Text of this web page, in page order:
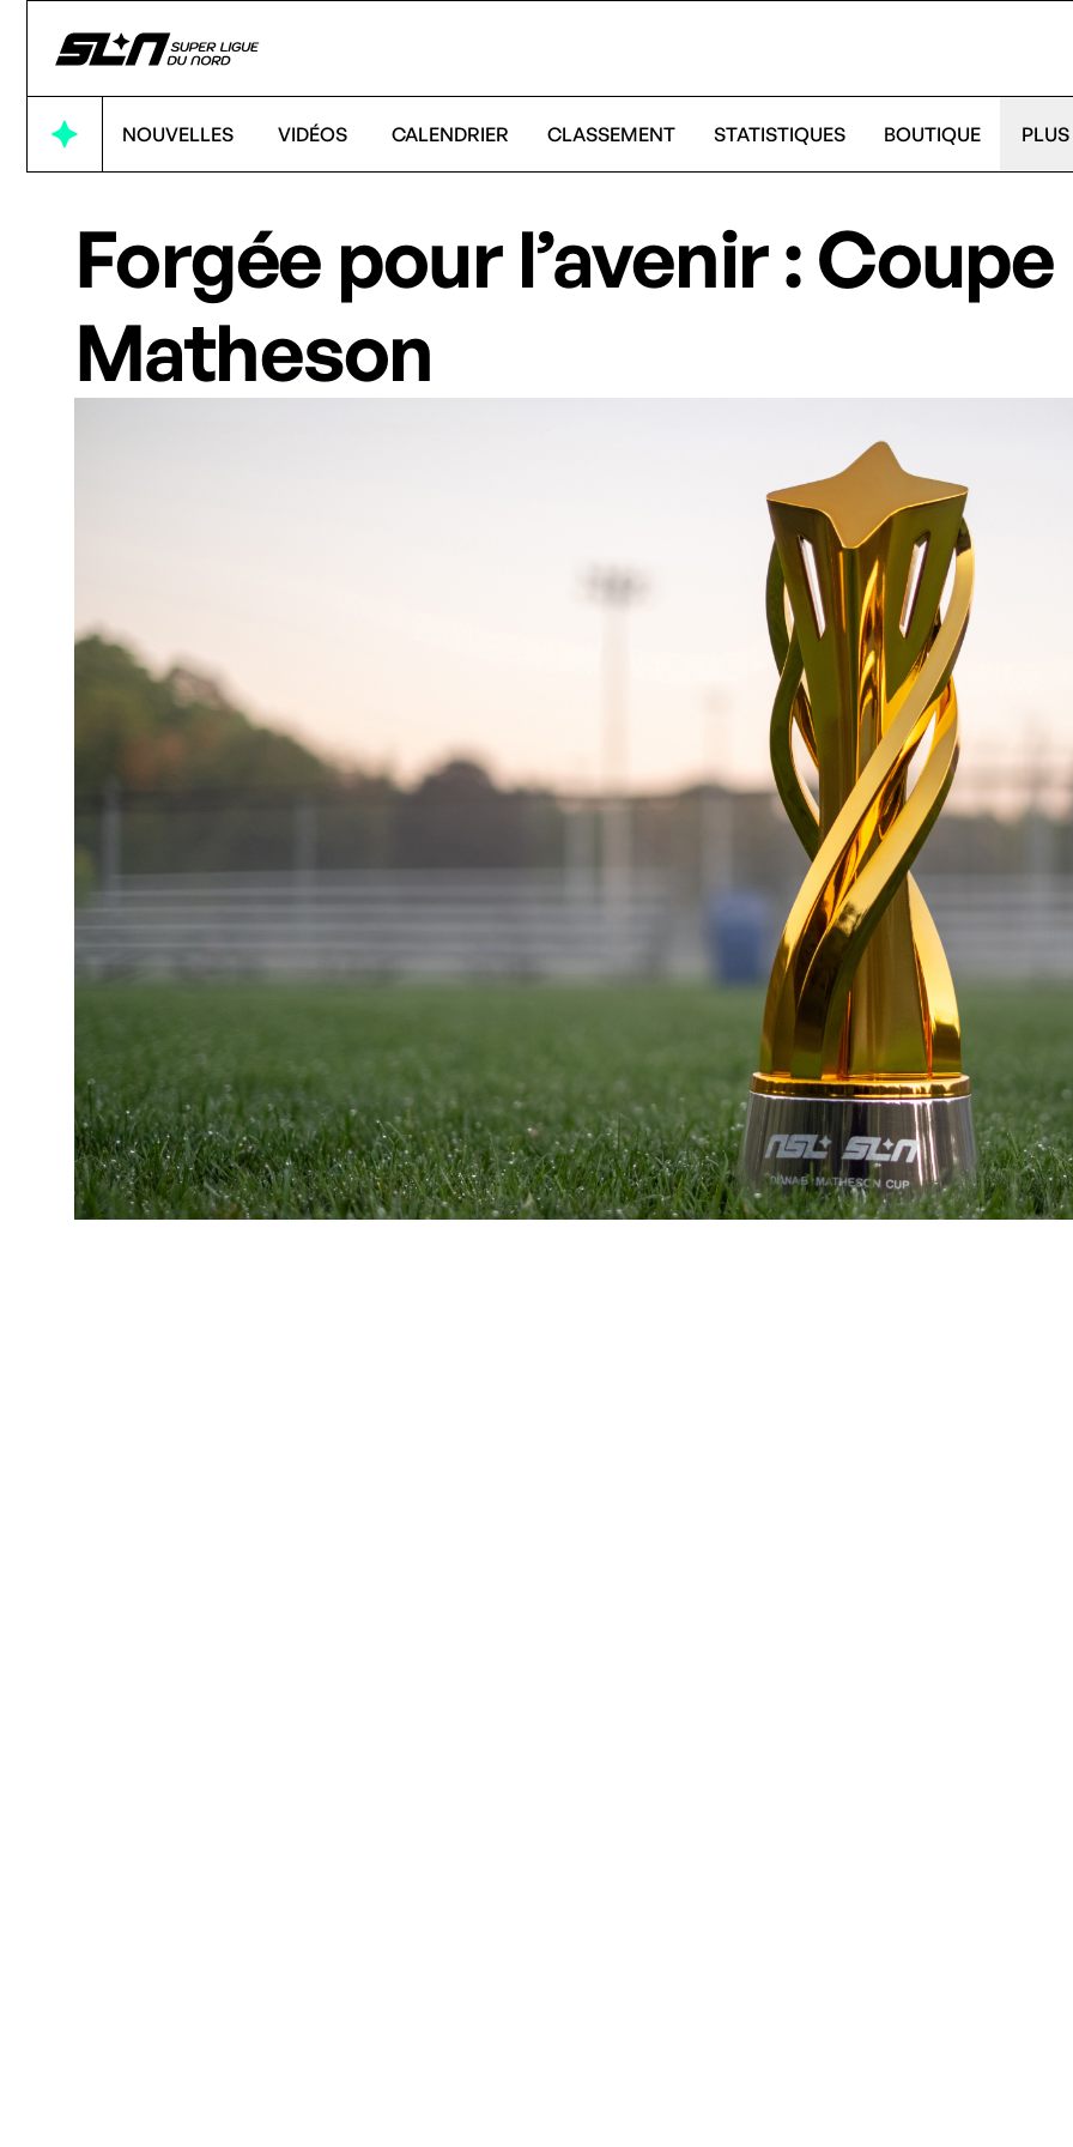
NOUVELLES VIDÉOS CALENDRIER CLASSEMENT STATISTIQUES BOUTIQUE PLUS
Forgée pour l’avenir : Coupe
Matheson